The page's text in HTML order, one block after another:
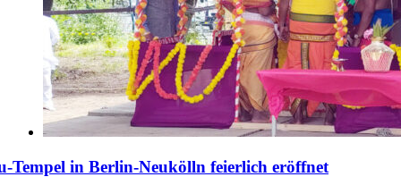
Tempel in Berlin-Neukölln feierlich eröffnet